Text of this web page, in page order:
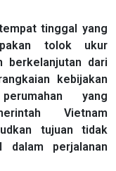
tinggal yang
tolok ukur
berkelanjutan dari
kebijakan
yang
Vietnam
tujuan tidak
dalam perjalanan